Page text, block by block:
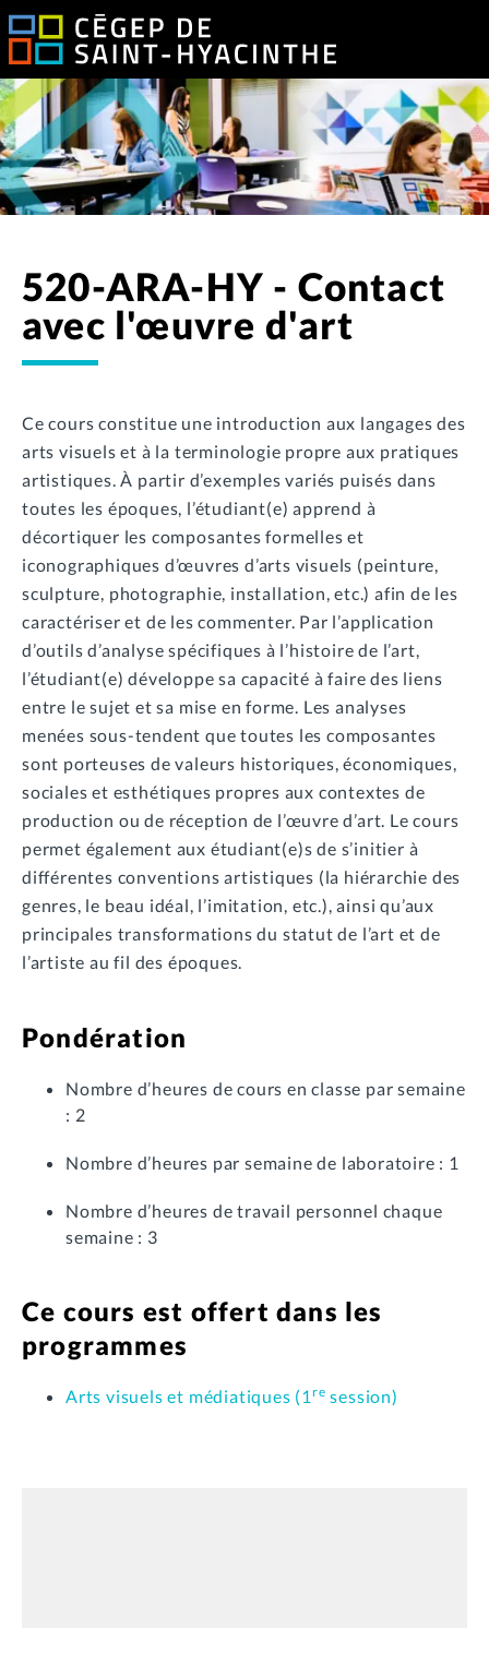
520-ARA-HY - Contact
avec l'œuvre d'art
Ce cours constitue une introduction aux langages des
arts visuels et à la terminologie propre aux pratiques
artistiques. À partir d’exemples variés puisés dans
toutes les époques, l’étudiant(e) apprend à
décortiquer les composantes formelles et
iconographiques d’œuvres d’arts visuels (peinture,
sculpture, photographie, installation, etc.) afin de les
caractériser et de les commenter. Par l’application
d’outils d’analyse spécifiques à l’histoire de l’art,
l’étudiant(e) développe sa capacité à faire des liens
entre le sujet et sa mise en forme. Les analyses
menées sous-tendent que toutes les composantes
sont porteuses de valeurs historiques, économiques,
sociales et esthétiques propres aux contextes de
production ou de réception de l’œuvre d’art. Le cours
permet également aux étudiant(e)s de s’initier à
différentes conventions artistiques (la hiérarchie des
genres, le beau idéal, l’imitation, etc.), ainsi qu’aux
principales transformations du statut de l’art et de
l’artiste au fil des époques.
Pondération
Nombre d’heures de cours en classe par semaine
: 2
Nombre d’heures par semaine de laboratoire : 1
Nombre d’heures de travail personnel chaque
semaine : 3
Ce cours est offert dans les
programmes
Arts visuels et médiatiques (1 re session)